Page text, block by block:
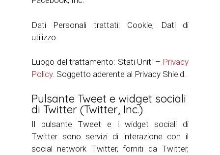
Dati Personali trattati: Cookie; Dati di
utilizzo.
Luogo del trattamento: Stati Uniti – Privacy
Policy. Soggetto aderente al Privacy Shield.
Pulsante Tweet e widget sociali
di Twitter (Twitter, Inc.)
Il pulsante Tweet e i widget sociali di
Twitter sono servizi di interazione con il
social network Twitter, forniti da Twitter,